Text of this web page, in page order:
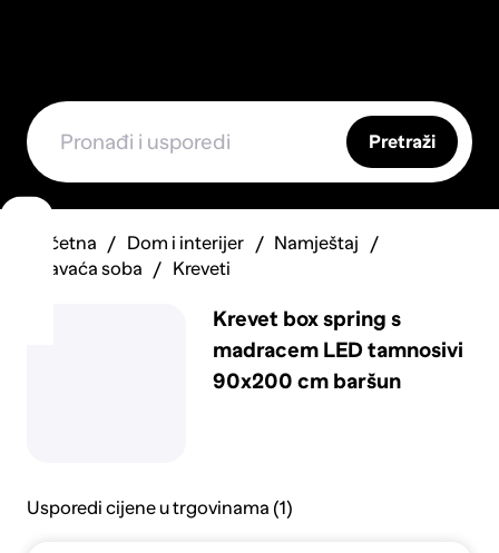
Pretraži
Početna Dom i interijer
Namještaj
Spavaća soba
Kreveti
Krevet box spring s
madracem LED tamnosivi
90x200 cm baršun
Usporedi cijene u trgovinama (1)